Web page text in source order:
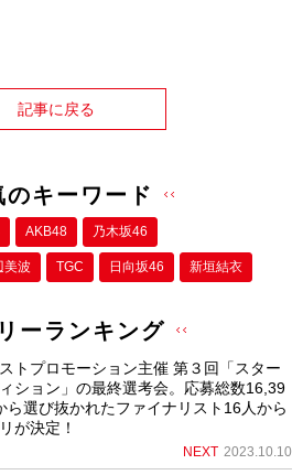
記事に戻る
のキーワード
AKB48 乃木坂46
美波 TGC 日向坂46 新垣結衣
ーランキング
トプロモーション主催 第３回「スター
ション」の最終選考会。応募総数16,39
ら選び抜かれたファイナリスト16人から
が決定！
NEXT 2023.10.10